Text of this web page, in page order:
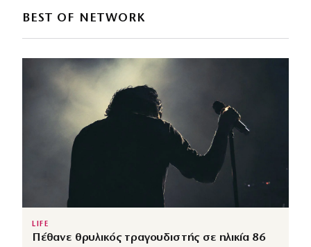
BEST OF NETWORK
LIFE
Πέθανε θρυλικός τραγουδιστής σε ηλικία 86